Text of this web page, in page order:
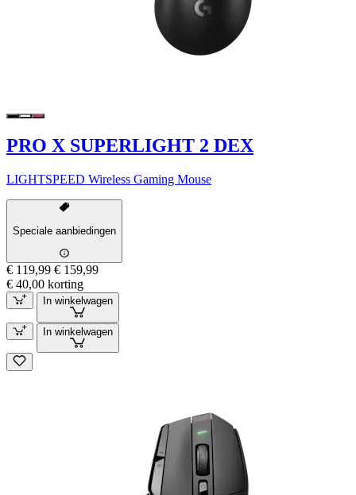
PRO X SUPERLIGHT 2 DEX
LIGHTSPEED Wireless Gaming Mouse
Speciale aanbiedingen
€ 119,99 € 159,99
€ 40,00 korting
In winkelwagen
In winkelwagen